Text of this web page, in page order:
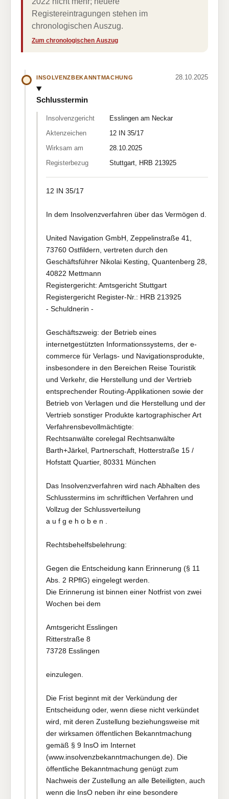
Registereintragungen stehen im
chronologischen Auszug.
Zum chronologischen Auszug
INSOLVENZBEKANNTMACHUNG 28.10.2025
Schlusstermin
Insolvenzgericht
Esslingen am Neckar
Aktenzeichen
12 IN 35/17
Wirksam am
28.10.2025
Registerbezug
Stuttgart, HRB 213925
12 IN 35/17
In dem Insolvenzverfahren über das Vermögen d.
United Navigation GmbH, Zeppelinstraße 41,
73760 Ostfildern, vertreten durch den
Geschäftsführer Nikolai Kesting, Quantenberg 28,
40822 Mettmann
Registergericht: Amtsgericht Stuttgart
Registergericht Register-Nr.: HRB 213925
- Schuldnerin -
Geschäftszweig: der Betrieb eines
internetgestützten Informationssystems, der e-
commerce für Verlags- und Navigationsprodukte,
insbesondere in den Bereichen Reise Touristik
und Verkehr, die Herstellung und der Vertrieb
entsprechender Routing-Applikationen sowie der
Betrieb von Verlagen und die Herstellung und der
Vertrieb sonstiger Produkte kartographischer Art
Verfahrensbevollmächtigte:
Rechtsanwälte corelegal Rechtsanwälte
Barth+Järkel, Partnerschaft, Hotterstraße 15 /
Hofstatt Quartier, 80331 München
Das Insolvenzverfahren wird nach Abhalten des
Schlusstermins im schriftlichen Verfahren und
Vollzug der Schlussverteilung
a u f g e h o b e n .
Rechtsbehelfsbelehrung:
Gegen die Entscheidung kann Erinnerung (§ 11
Abs. 2 RPflG) eingelegt werden.
Die Erinnerung ist binnen einer Notfrist von zwei
Wochen bei dem
Amtsgericht Esslingen
Ritterstraße 8
73728 Esslingen
einzulegen.
Die Frist beginnt mit der Verkündung der
Entscheidung oder, wenn diese nicht verkündet
wird, mit deren Zustellung beziehungsweise mit
der wirksamen öffentlichen Bekanntmachung
gemäß § 9 InsO im Internet
(www.insolvenzbekanntmachungen.de). Die
öffentliche Bekanntmachung genügt zum
Nachweis der Zustellung an alle Beteiligten, auch
wenn die InsO neben ihr eine besondere